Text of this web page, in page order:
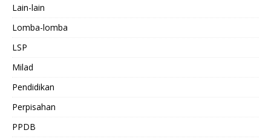
Lain-lain
Lomba-lomba
LSP
Milad
Pendidikan
Perpisahan
PPDB